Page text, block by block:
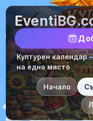
Културен календар
на едно място
Начало